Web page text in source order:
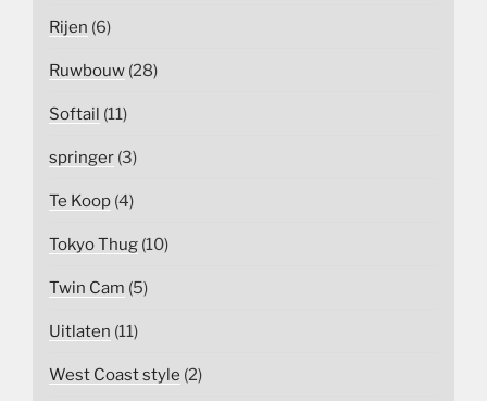
Rijen (6)
Ruwbouw (28)
Softail (11)
springer (3)
Te Koop (4)
Tokyo Thug (10)
Twin Cam (5)
Uitlaten (11)
West Coast style (2)